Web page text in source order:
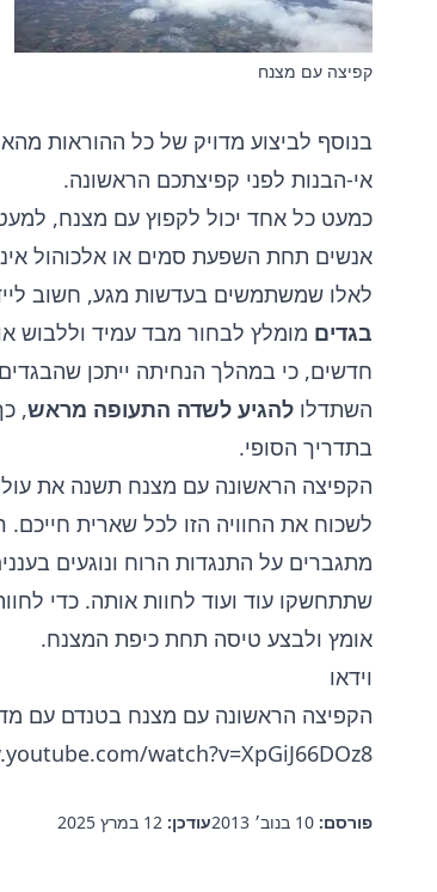
קפיצה עם מצנח
בנוסף לביצוע מדויק של כל ההוראות
אי-הבנות לפני קפיצתכם הראשונה.
כמעט כל אחד יכול לקפוץ עם מצנח,
אנשים תחת השפעת סמים או אלכוהול
לאלו שמשתמשים בעדשות מגע, חשוב
בגדים מומלץ לבחור מבד עמיד וללבוש
חדשים, כי במהלך הנחיתה ייתכן שהבגדים
השתדלולהגיע לשדה התעופה מראש,
בתדריך הסופי.
הקפיצה הראשונה עם מצנח תשנה את
לשכוח את החוויה הזו לכל שארית
מתגברים על התנגדות הרוח ונוגעים
שתתחשקו עוד ועוד לחוות אותה. כדי
אומץ ולבצע טיסה תחת כיפת המצנח.
וידאו
הקפיצה הראשונה עם מצנח בטנדם עם
watch?v=XpGiJ66DOz8
פורסם: 10 בנוב׳ 2013 עודכן: 12 במרץ 2025